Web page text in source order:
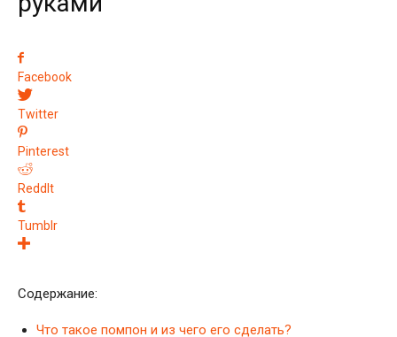
Facebook
Twitter
Pinterest
ReddIt
Tumblr
Содержание:
Что такое помпон и из чего его сделать?